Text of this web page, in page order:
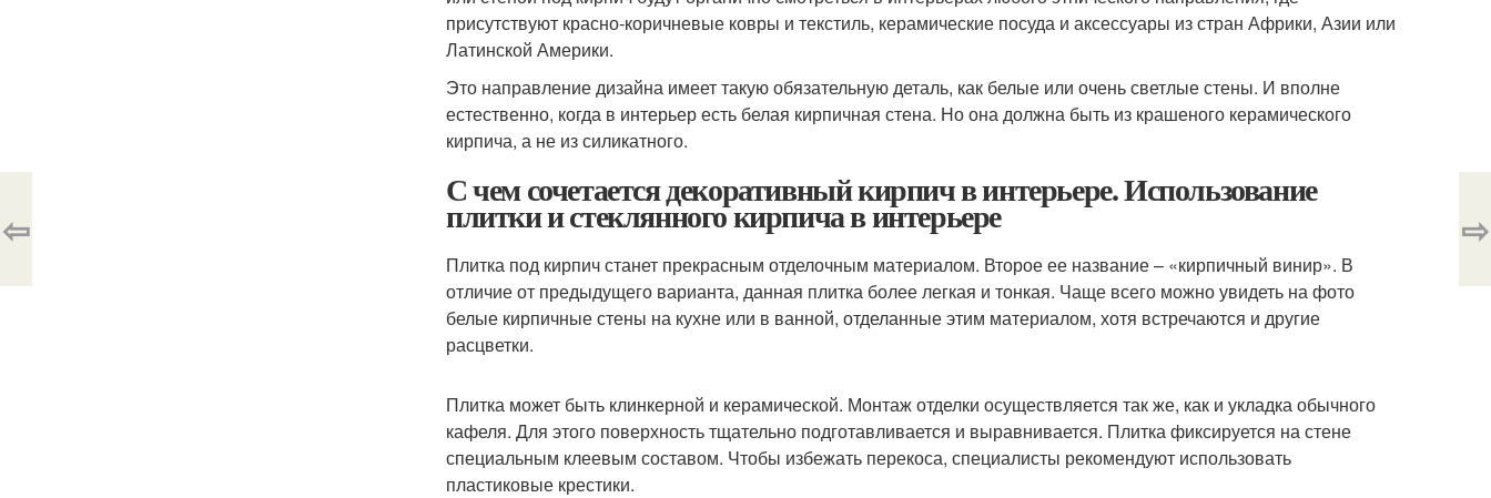
присутствуют красно-коричневые ковры и текстиль, керамические посуда и аксессуары из стран Африки, Азии или
Латинской Америки.
Это направление дизайна имеет такую обязательную деталь, как белые или очень светлые стены. И вполне
естественно, когда в интерьер есть белая кирпичная стена. Но она должна быть из крашеного керамического
кирпича, а не из силикатного.
С чем сочетается декоративный кирпич в интерьере. Использование
плитки и стеклянного кирпича в интерьере
Плитка под кирпич станет прекрасным отделочным материалом. Второе ее название – «кирпичный винир». В
отличие от предыдущего варианта, данная плитка более легкая и тонкая. Чаще всего можно увидеть на фото
белые кирпичные стены на кухне или в ванной, отделанные этим материалом, хотя встречаются и другие
расцветки.
Плитка может быть клинкерной и керамической. Монтаж отделки осуществляется так же, как и укладка обычного
кафеля. Для этого поверхность тщательно подготавливается и выравнивается. Плитка фиксируется на стене
специальным клеевым составом. Чтобы избежать перекоса, специалисты рекомендуют использовать
пластиковые крестики.
⇦ ⇨